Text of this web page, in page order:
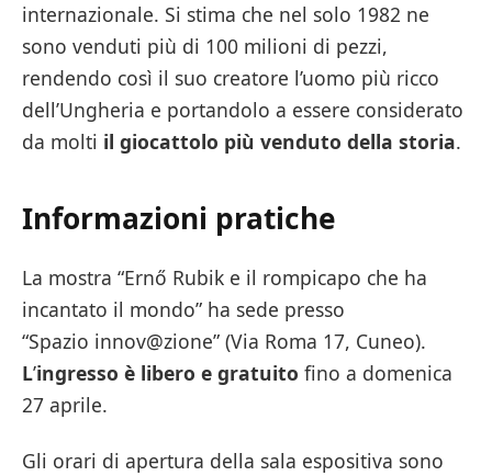
internazionale. Si stima che nel solo 1982 ne
sono venduti più di 100 milioni di pezzi,
rendendo così il suo creatore l’uomo più ricco
dell’Ungheria e portandolo a essere considerato
da molti il giocattolo più venduto della storia.
Informazioni pratiche
La mostra “Ernő Rubik e il rompicapo che ha
incantato il mondo” ha sede presso
“Spazio innov@zione” (Via Roma 17, Cuneo).
L’ingresso è libero e gratuito fino a domenica
27 aprile.
Gli orari di apertura della sala espositiva sono